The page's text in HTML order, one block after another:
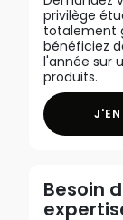
privilège
totalement
bénéficiez
l'année sur
produits.
J'EN
Besoin